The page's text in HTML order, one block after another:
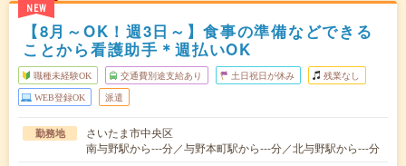
NEW
【8月～OK！週3日～】食事の準備などできる
ことから看護助手＊週払いOK
職種未経験OK 交通費別途支給あり 土日祝日が休み 残業なし
WEB登録OK 派遣
勤務地
さいたま市中央区
南与野駅から---分／与野本町駅から---分／北与野駅から---分